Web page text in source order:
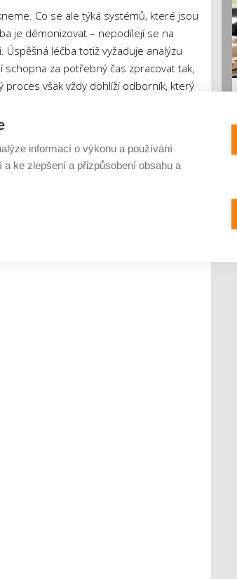
Co se ale týká systémů, které jsou
je démonizovat – nepodílejí se na
léčba totiž vyžaduje analýzu
za potřebný čas zpracovat tak,
proces však vždy dohlíží odborník, který
který by se samostatně rozhodoval
informací o výkonu a používání
ke zlepšení a přizpůsobení obsahu a